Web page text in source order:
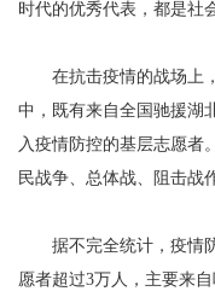
时代的优秀代表，都是社
在抗击疫情的战场上，
中，既有来自全国驰援湖
入疫情防控的基层志愿者
民战争、总体战、阻击战
据不完全统计，疫情防
愿者超过3万人，主要来